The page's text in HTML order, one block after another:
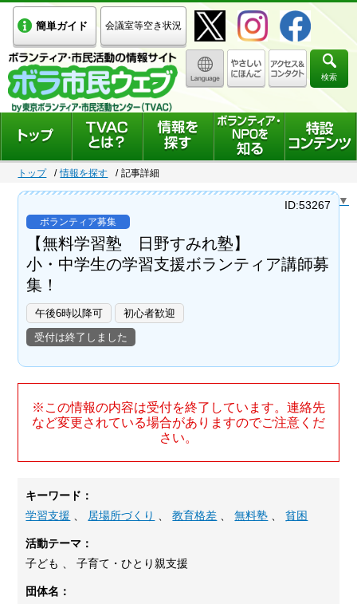
簡単ガイド 会議室等空き状況
検索
トップ 情報を探す 記事詳細
Select Language ▼
ボランティア募集
【無料学習塾 日野すみれ塾】
小・中学生の学習支援ボランティア講師募
集！
午後6時以降可
初心者歓迎
受付は終了しました
ID:53267
※この情報の内容は受付を終了しています。連絡先
など変更されている場合がありますのでご注意くだ
さい。
キーワード：
学習支援
居場所づくり 、教育格差 、無料塾 、貧困
活動テーマ：
子ども 、 子育て・ひとり親支援
団体名：